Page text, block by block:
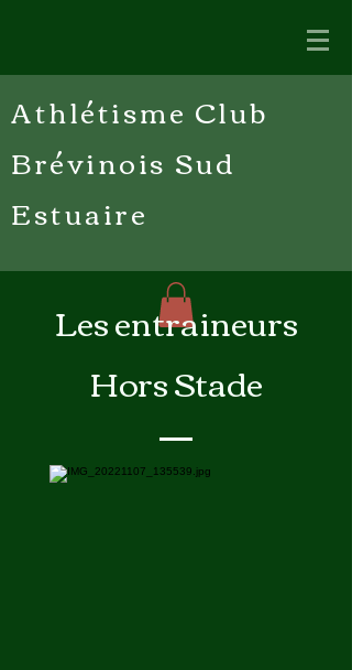
Athlétisme Club
Brévinois Sud
Estuaire
Les entraineurs
Hors Stade